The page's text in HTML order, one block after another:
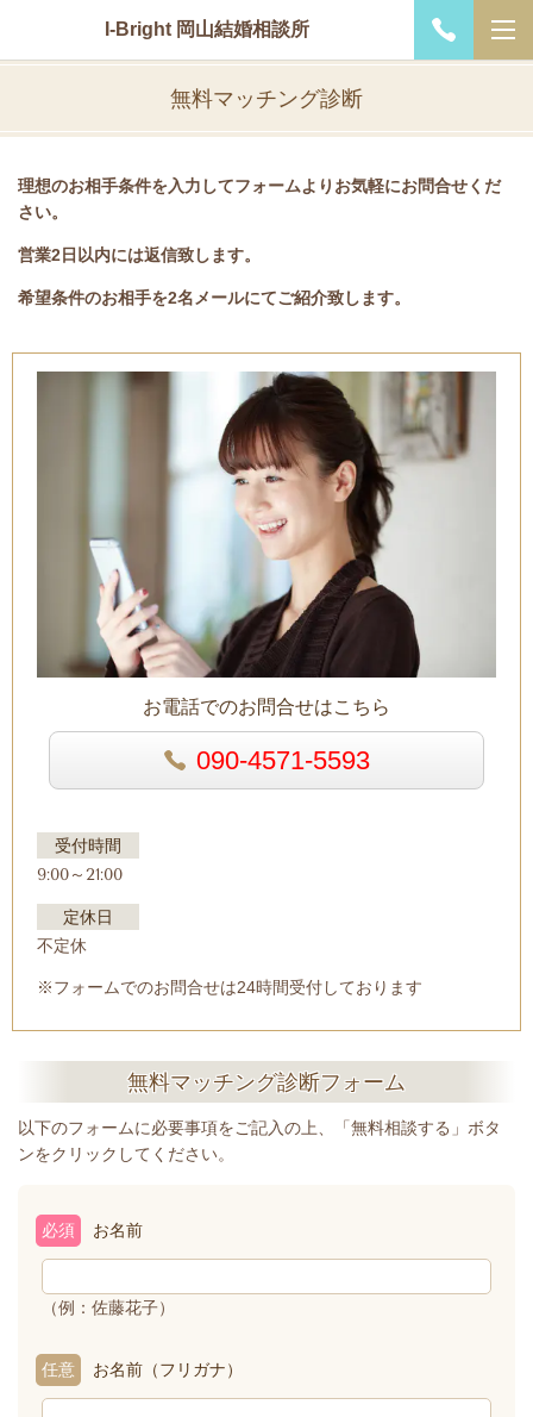
I-Bright 岡山結婚相談所
無料マッチング診断
理想のお相手条件を入力してフォームよりお気軽にお問合せくだ
さい。
営業2日以内には返信致します。
希望条件のお相手を2名メールにてご紹介致します。
お電話でのお問合せはこちら
090-4571-5593
受付時間
9:00～21:00
定休日
不定休
※フォームでのお問合せは24時間受付しております
無料マッチング診断フォーム
以下のフォームに必要事項をご記入の上、「無料相談する」ボタ
ンをクリックしてください。
お名前
必須
（例：佐藤花子）
お名前（フリガナ）
任意